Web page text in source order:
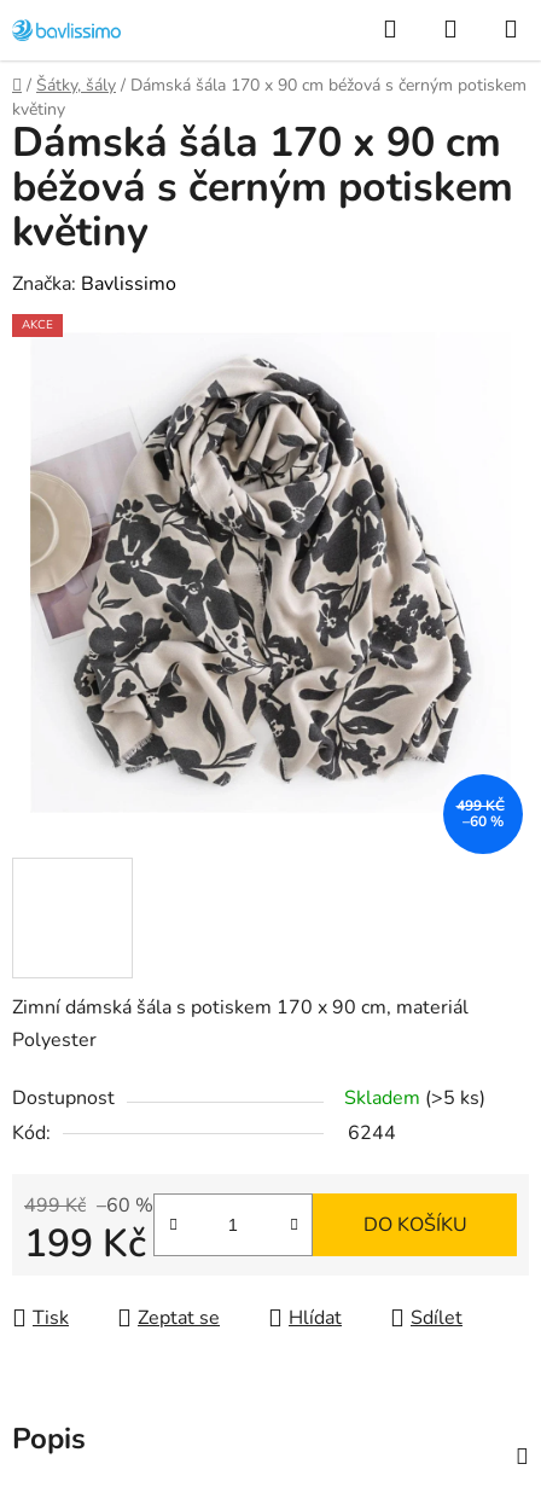
na
obsah
Hledat
KOŠÍK
Domů
/ Šátky, šály / Dámská šála 170 x 90 cm béžová s černým potiskem
květiny
Zimní dámská šála s potiskem 170 x 90 cm, materiál
Polyester
Dostupnost Skladem (>5 ks)
Kód:
6244
499 Kč –60 %
199 Kč DO KOŠÍKU
Tisk Zeptat se Hlídat Sdílet
Dámská šála 170 x 90 cm
béžová s černým potiskem
květiny
Značka: Bavlissimo
AKCE
499 KČ
–60 %
Popis